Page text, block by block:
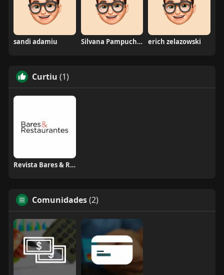
sandi adamiu Silvana Pampuch Andreata erich zelazowski
Curtiu (1)
Revista Bares & Restaurantes
Comunidades(2)